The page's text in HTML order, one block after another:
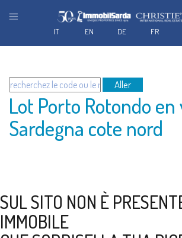
Aller
Lot Porto Rotondo
Sardegna cote nord
SUL SITO NON È
IMMOBILE
FR
DE
EN
IT